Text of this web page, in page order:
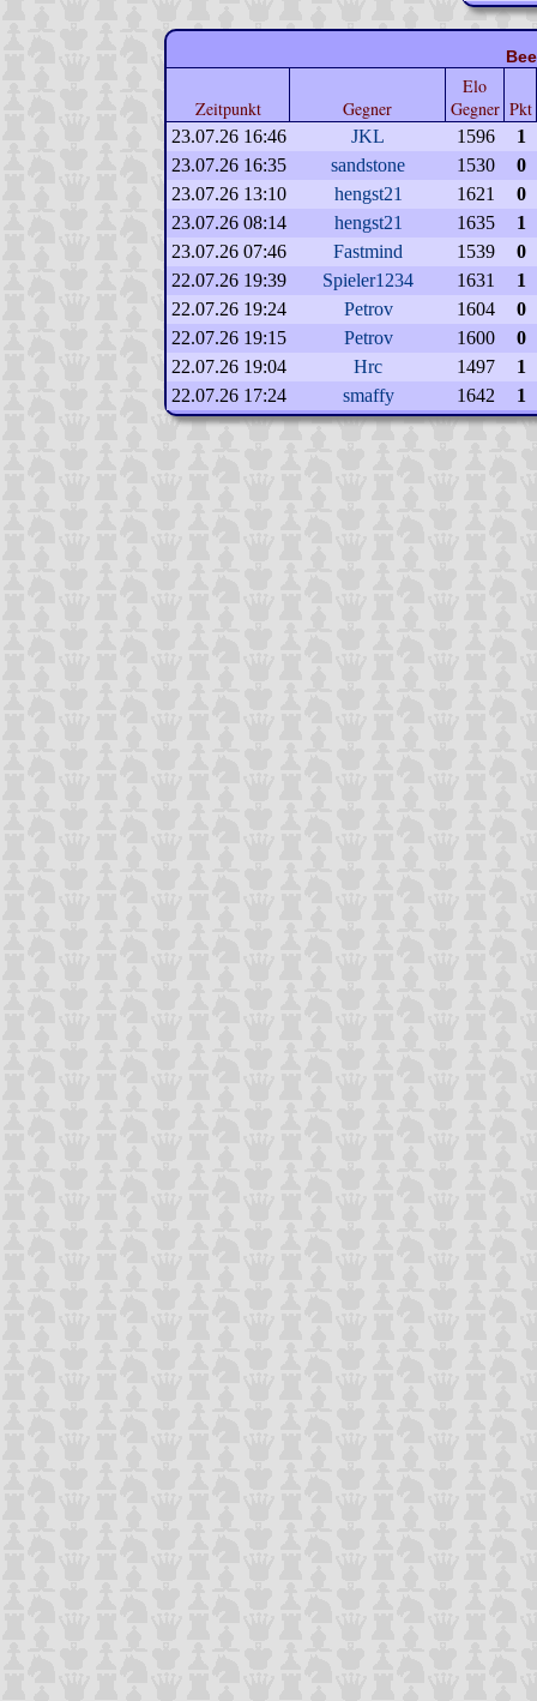
Zeitpunkt Gegner
Elo
Gegner Pkt
23.07.26 16:46 JKL 1596
1
23.07.26 16:35
sandstone 1530
0
23.07.26 13:10
hengst21 1621
0
23.07.26 08:14
hengst21 1635
1
23.07.26 07:46
Fastmind 1539
0
22.07.26 19:39
Spieler1234 1631
1
22.07.26 19:24
Petrov 1604
0
22.07.26 19:15
Petrov 1600
0
22.07.26 19:04
Hrc 1497
1
22.07.26 17:24
smaffy 1642 1